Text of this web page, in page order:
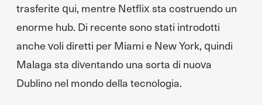
trasferite qui, mentre Netflix sta costruendo un
enorme hub. Di recente sono stati introdotti
anche voli diretti per Miami e New York, quindi
Malaga sta diventando una sorta di nuova
Dublino nel mondo della tecnologia.